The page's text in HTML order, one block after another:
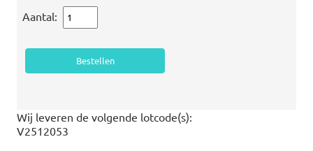
Aantal:
Wij leveren de volgende lotcode(s):
V2512053